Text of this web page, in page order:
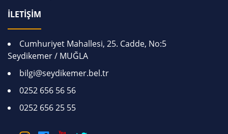
İLETİŞİM
Cumhuriyet Mahallesi, 25. Cadde, No:5
Seydikemer / MUĞLA
bilgi@seydikemer.bel.tr
0252 656 56 56
0252 656 25 55